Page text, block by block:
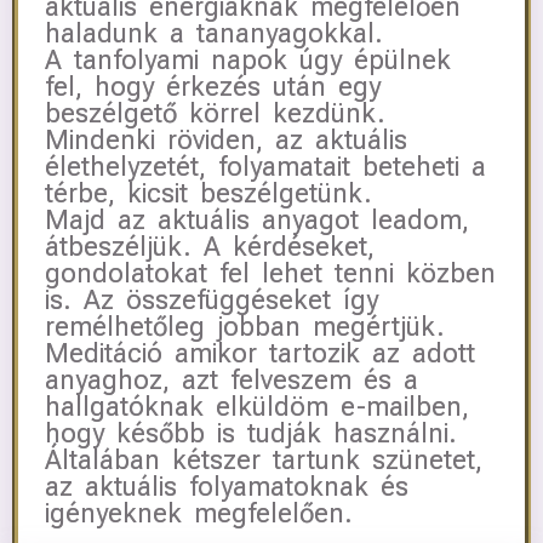
aktuális energiáknak megfelelően
haladunk a tananyagokkal.
A tanfolyami napok úgy épülnek
fel, hogy érkezés után egy
beszélgető körrel kezdünk.
Mindenki röviden, az aktuális
élethelyzetét, folyamatait beteheti a
térbe, kicsit beszélgetünk.
Majd az aktuális anyagot leadom,
átbeszéljük. A kérdéseket,
gondolatokat fel lehet tenni közben
is. Az összefüggéseket így
remélhetőleg jobban megértjük.
Meditáció amikor tartozik az adott
anyaghoz, azt felveszem és a
hallgatóknak elküldöm e-mailben,
hogy később is tudják használni.
Általában kétszer tartunk szünetet,
az aktuális folyamatoknak és
igényeknek megfelelően.